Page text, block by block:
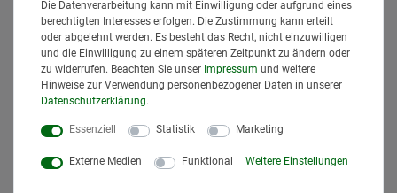
02332 Bruder Zubehör
Ballengreifzange mit 1 Rundballen
Gewicht 176 g
Bruder
13,95 € *
aktuell nicht lieferbar
inkl. MwSt.zzgl.Versand
Die Datenverarbeitung kann mit Einwilligung oder aufgrund eines
berechtigten Interesses erfolgen. Die Zustimmung kann erteilt
oder abgelehnt werden. Es besteht das Recht, nicht einzuwilligen
und die Einwilligung zu einem späteren Zeitpunkt zu ändern oder
zu widerrufen. Beachten Sie unser Impressum und weitere
Hinweise zur Verwendung personenbezogener Daten in unserer
Daten­schutz­erklärung.
Essenziell Statistik Marketing
Externe Medien Funktional Weitere Einstellungen